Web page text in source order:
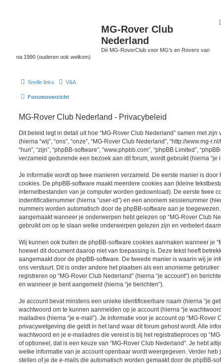
MG-Rover Club
Nederland
Dé MG-RoverClub voor MG's en Rovers van
na 1990 (ouderen ook welkom)
Snelle links V&A
Forumoverzicht
MG-Rover Club Nederland - Privacybeleid
Dit beleid legt in detail uit hoe “MG-Rover Club Nederland” samen met
(hierna “wij”, “ons”, “onze”, “MG-Rover Club Nederland”, “http://www.mg-
“hun”, “zijn”, “phpBB-software”, “www.phpbb.com”, “phpBB Limited”,
verzameld gedurende een bezoek aan dit forum, wordt gebruikt (hierna “je
Je informatie wordt op twee manieren verzameld. De eerste manier is
cookies. De phpBB-software maakt meerdere cookies aan (kleine
internetbestanden van je computer worden gedownload). De eerste twee
indentificatienummer (hierna “user-id”) en een anoniem sessienummer
nummers worden automatisch door de phpBB-software aan je
aangemaakt wanneer je onderwerpen hebt gelezen op “MG-Rover Club
gebruikt om op te slaan welke onderwerpen gelezen zijn en verbetert
Wij kunnen ook buiten de phpBB-software cookies aanmaken wanneer je
hoewel dit document daarop niet van toepassing is. Deze tekst heeft
aangemaakt door de phpBB-software. De tweede manier is waarin wij je
ons verstuurt. Dit is onder andere het plaatsen als een anonieme gebruiker
registreren op “MG-Rover Club Nederland” (hierna “je account”) en
en wanneer je bent aangemeld (hierna “je berichten”).
Je account bevat minstens een unieke identificeerbare naam (hierna “je
wachtwoord om te kunnen aanmelden op je account (hierna “je
mailadres (hierna “je e-mail”). Je informatie voor je account op “MG-Rover
privacywetgeving die geldt in het land waar dit forum gehost wordt. Alle
wachtwoord en je e-mailadres die vereist is bij het registratieproces op
of optioneel, dat is een keuze van “MG-Rover Club Nederland”. Je hebt
welke informatie van je account openbaar wordt weergegeven. Verder
stellen of je de e-mails die automatisch worden gemaakt door de phpBB-